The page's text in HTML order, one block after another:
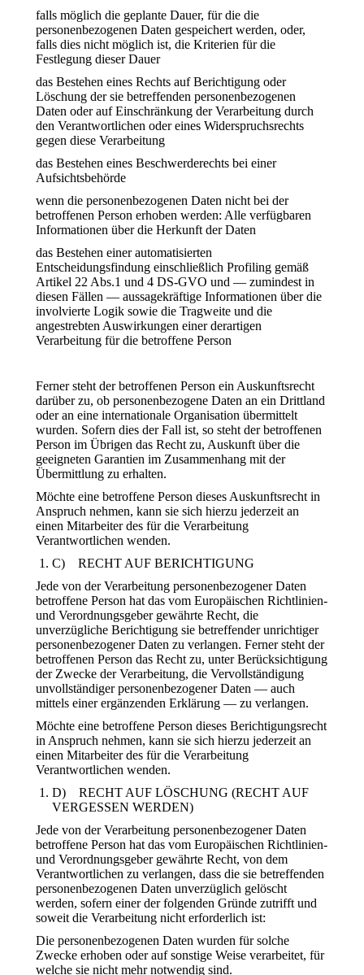
falls möglich die geplante Dauer, für die die
personenbezogenen Daten gespeichert werden, oder,
falls dies nicht möglich ist, die Kriterien für die
Festlegung dieser Dauer
das Bestehen eines Rechts auf Berichtigung oder
Löschung der sie betreffenden personenbezogenen
Daten oder auf Einschränkung der Verarbeitung durch
den Verantwortlichen oder eines Widerspruchsrechts
gegen diese Verarbeitung
das Bestehen eines Beschwerderechts bei einer
Aufsichtsbehörde
wenn die personenbezogenen Daten nicht bei der
betroffenen Person erhoben werden: Alle verfügbaren
Informationen über die Herkunft der Daten
das Bestehen einer automatisierten
Entscheidungsfindung einschließlich Profiling gemäß
Artikel 22 Abs.1 und 4 DS-GVO und — zumindest in
diesen Fällen — aussagekräftige Informationen über die
involvierte Logik sowie die Tragweite und die
angestrebten Auswirkungen einer derartigen
Verarbeitung für die betroffene Person
Ferner steht der betroffenen Person ein Auskunftsrecht
darüber zu, ob personenbezogene Daten an ein Drittland
oder an eine internationale Organisation übermittelt
wurden. Sofern dies der Fall ist, so steht der betroffenen
Person im Übrigen das Recht zu, Auskunft über die
geeigneten Garantien im Zusammenhang mit der
Übermittlung zu erhalten.
Möchte eine betroffene Person dieses Auskunftsrecht in
Anspruch nehmen, kann sie sich hierzu jederzeit an
einen Mitarbeiter des für die Verarbeitung
Verantwortlichen wenden.
C) RECHT AUF BERICHTIGUNG
Jede von der Verarbeitung personenbezogener Daten
betroffene Person hat das vom Europäischen Richtlinien-
und Verordnungsgeber gewährte Recht, die
unverzügliche Berichtigung sie betreffender unrichtiger
personenbezogener Daten zu verlangen. Ferner steht der
betroffenen Person das Recht zu, unter Berücksichtigung
der Zwecke der Verarbeitung, die Vervollständigung
unvollständiger personenbezogener Daten — auch
mittels einer ergänzenden Erklärung — zu verlangen.
Möchte eine betroffene Person dieses Berichtigungsrecht
in Anspruch nehmen, kann sie sich hierzu jederzeit an
einen Mitarbeiter des für die Verarbeitung
Verantwortlichen wenden.
D) RECHT AUF LÖSCHUNG (RECHT AUF
VERGESSEN WERDEN)
Jede von der Verarbeitung personenbezogener Daten
betroffene Person hat das vom Europäischen Richtlinien-
und Verordnungsgeber gewährte Recht, von dem
Verantwortlichen zu verlangen, dass die sie betreffenden
personenbezogenen Daten unverzüglich gelöscht
werden, sofern einer der folgenden Gründe zutrifft und
soweit die Verarbeitung nicht erforderlich ist:
Die personenbezogenen Daten wurden für solche
Zwecke erhoben oder auf sonstige Weise verarbeitet, für
welche sie nicht mehr notwendig sind.